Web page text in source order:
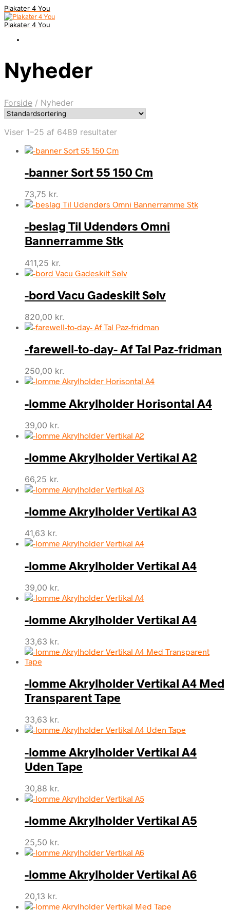
Plakater 4 You
Plakater 4 You
Nyheder
Forside / Nyheder
Viser 1–25 af 6489 resultater
-banner Sort 55 150 Cm
73,75 kr.
-beslag Til Udendørs Omni
Bannerramme Stk
411,25 kr.
-bord Vacu Gadeskilt Sølv
820,00 kr.
-farewell-to-day- Af Tal Paz-fridman
250,00 kr.
-lomme Akrylholder Horisontal A4
39,00 kr.
-lomme Akrylholder Vertikal A2
66,25 kr.
-lomme Akrylholder Vertikal A3
41,63 kr.
-lomme Akrylholder Vertikal A4
39,00 kr.
-lomme Akrylholder Vertikal A4
33,63 kr.
-lomme Akrylholder Vertikal A4 Med
Transparent Tape
33,63 kr.
-lomme Akrylholder Vertikal A4
Uden Tape
30,88 kr.
-lomme Akrylholder Vertikal A5
25,50 kr.
-lomme Akrylholder Vertikal A6
20,13 kr.